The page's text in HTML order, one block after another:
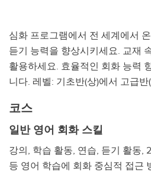
심화 프로그램에서 전 세계에서
듣기 능력을 향상시키세요. 교재
활용하세요. 효율적인 회화 능력
니다. 레벨: 기초반(상)에서 고급반
코스
일반 영어 회화 스킬
강의, 학습 활동, 연습, 듣기 활동,
등 영어 학습에 회화 중심적 접근